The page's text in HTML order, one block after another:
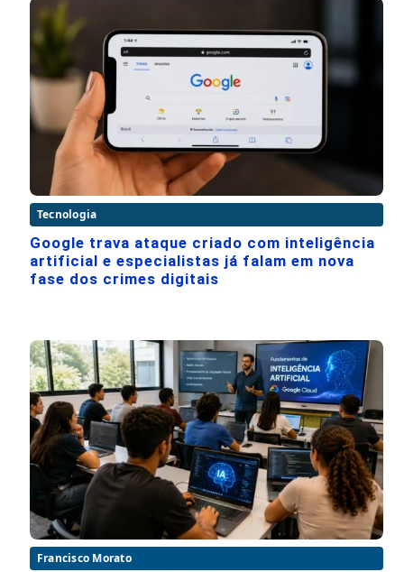
Tecnologia
Google trava ataque criado com inteligência
artificial e especialistas já falam em nova
fase dos crimes digitais
Francisco Morato